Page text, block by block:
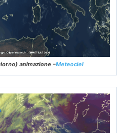
animazione –Meteociel